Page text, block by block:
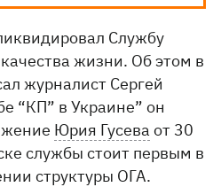
Службу
жизни. Об этом в
журналист Сергей
“КП” в Украине” он
Юрия Гусева от 30
службы стоит первым в
структуры ОГА.